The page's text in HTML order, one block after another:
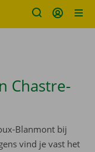
Chastre-
Blanmont bij
vind je vast het